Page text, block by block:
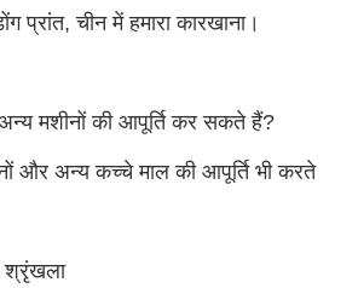
प्रांत, चीन में हमारा कारखाना।
मशीनों की आपूर्ति कर सकते हैं?
और अन्य कच्चे माल की आपूर्ति भी करते
श्रृंखला